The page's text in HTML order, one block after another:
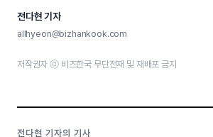
전다현 기자
allhyeon@bizhankook.com
저작권자 ⓒ 비즈한국 무단전재 및 재배포 금지
전다현 기자의 기사